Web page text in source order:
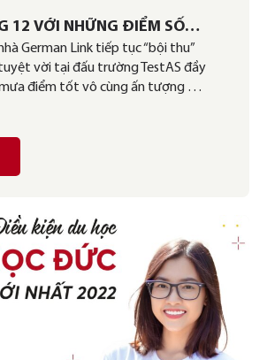
12 VỚI NHỮNG ĐIỂM SỐ
VỜI
German Link tiếp tục “bội thu”
vời tại đấu trường TestAS đầy
điểm tốt vô cùng ấn tượng …